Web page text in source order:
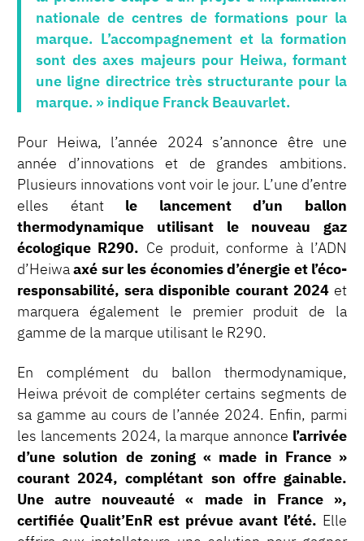
nationale de centres de formations pour la
marque. L’accompagnement et la formation
sont des axes majeurs pour Heiwa, formant
une ligne directrice très structurante pour la
marque. » indique Franck Beauvarlet.
Pour Heiwa, l’année 2024 s’annonce être une
année d’innovations et de grandes ambitions.
Plusieurs innovations vont voir le jour. L’une d’entre
elles étant le lancement d’un ballon
thermodynamique utilisant le nouveau gaz
écologique R290. Ce produit, conforme à l’ADN
d’Heiwaaxé sur les économies d’énergie et l’éco-
responsabilité, sera disponible courant 2024et
marquera également le premier produit de la
gamme de la marque utilisant le R290.
En complément du ballon thermodynamique,
Heiwa prévoit de compléter certains segments de
sa gamme au cours de l’année 2024. Enfin, parmi
les lancements 2024, la marque annonce l’arrivée
d’une solution de zoning « made in France »
courant 2024, complétant son offre gainable.
Une autre nouveauté « made in France »,
certifiée Qualit’EnR est prévue avant l’été. Elle